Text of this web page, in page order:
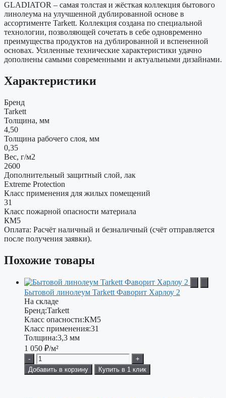
GLADIATOR – самая толстая и жёсткая коллекция бытового
линолеума на улучшенной дублированной основе в
ассортименте Tarkett. Коллекция создана по специальной
технологии, позволяющей сочетать в себе одновременно
преимущества продуктов на дублированной и вспененной
основах. Усиленные технические характеристики удачно
дополнены самыми современными и актуальными дизайнами.
Характеристики
Бренд
Tarkett
Толщина, мм
4,50
Толщина рабочего слоя, мм
0,35
Вес, г/м2
2600
Дополнительный защитный слой, лак
Extreme Protection
Класс применения для жилых помещений
31
Класс пожарной опасности материала
КМ5
Оплата: Расчёт наличный и безналичный (счёт отправляется
после получения заявки).
Похожие товары
Бытовой линолеум Tarkett Фаворит Харлоу 2
На складе
Бренд:Tarkett
Класс опасности:КМ5
Класс применения:31
Толщина:3,3 мм
1 050 ₽/м²
-
+
Добавить в корзину
Купить в 1 клик